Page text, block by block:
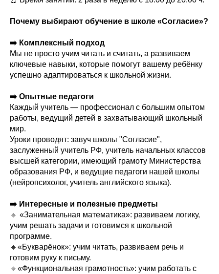
Почему выбирают обучение в школе «Согласие»?
➡️ Комплексный подход
Мы не просто учим читать и считать, а развиваем
ключевые навыки, которые помогут вашему ребёнку
успешно адаптироваться к школьной жизни.
➡️ Опытные педагоги
Каждый учитель — профессионал с большим опытом
работы, ведущий детей в захватывающий школьный
мир.
Уроки проводят: завуч школы "Согласие",
заслуженный учитель РФ, учитель начальных классов
высшей категории, имеющий грамоту Министерства
образования РФ, и ведущие педагоги нашей школы
(нейропсихолог, учитель английского языка).
➡️ Интересные и полезные предметы
🔸 «Занимательная математика»: развиваем логику,
учим решать задачи и готовимся к школьной
программе.
🔸«Букварёнок»: учим читать, развиваем речь и
готовим руку к письму.
🔸«Функциональная грамотность»: учим работать с